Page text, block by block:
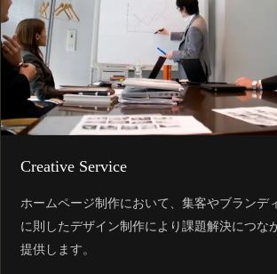
Creative Service
ホームページ制作において、集客やブランデ
に則したデザイン制作により課題解決につな
提供します。